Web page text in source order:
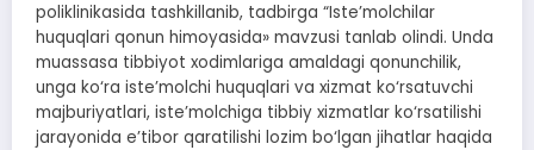
poliklinikasida tashkillanib, tadbirga “Iste’molchilar
huquqlari qonun himoyasida» mavzusi tanlab olindi. Unda
muassasa tibbiyot xodimlariga amaldagi qonunchilik,
unga ko‘ra iste’molchi huquqlari va xizmat ko‘rsatuvchi
majburiyatlari, iste’molchiga tibbiy xizmatlar ko‘rsatilishi
jarayonida e’tibor qaratilishi lozim bo‘lgan jihatlar haqida